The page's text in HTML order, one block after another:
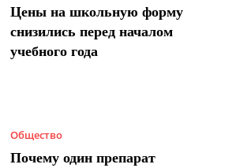
Цены на школьную форму
снизились перед началом
учебного года
Общество
Почему один препарат